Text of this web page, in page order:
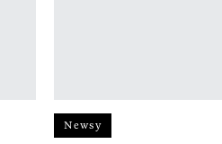
Newsy